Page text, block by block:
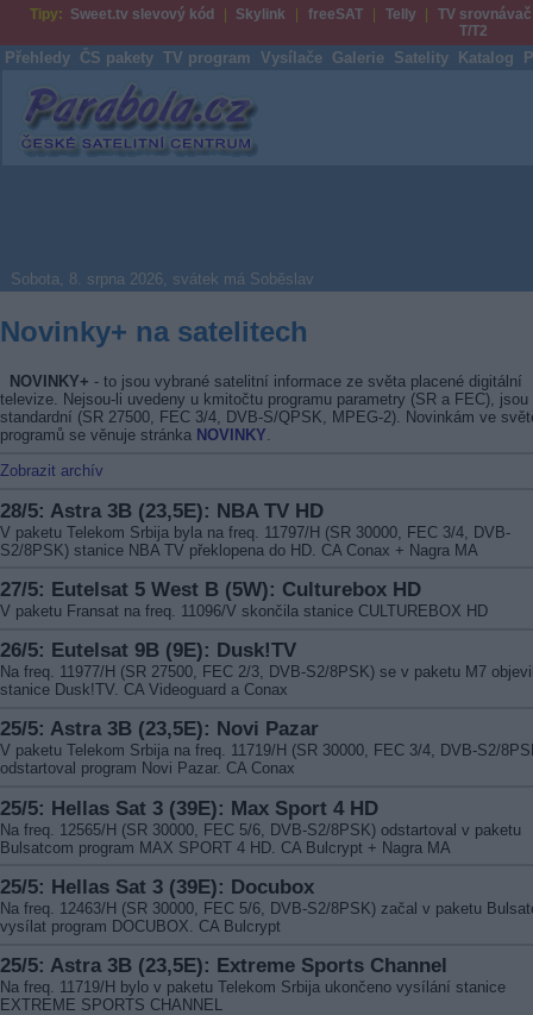
Tipy: Sweet.tv slevový kód Skylink freeSAT Telly
TV srovnávač
T/T2
Přehledy ČS pakety TV program Vysílače Galerie Satelity Katalog
Parabola.cz
Sobota, 8. srpna 2026, svátek má Soběslav
Novinky+ na satelitech
NOVINKY+ - to jsou vybrané satelitní informace ze světa placené digitální
televize. Nejsou-li uvedeny u kmitočtu programu parametry (SR a FEC), jsou
standardní (SR 27500, FEC 3/4, DVB-S/QPSK, MPEG-2). Novinkám ve
programů se věnuje stránka NOVINKY
Zobrazit archív
28/5: Astra 3B (23,5E): NBA TV HD
V paketu Telekom Srbija byla na freq. 11797/H (SR 30000, FEC 3/4, DVB-
S2/8PSK) stanice NBA TV překlopena do HD. CA Conax + Nagra MA
27/5: Eutelsat 5 West B (5W): Culturebox HD
V paketu Fransat na freq. 11096/V skončila stanice CULTUREBOX HD
26/5: Eutelsat 9B (9E): Dusk!TV
Na freq. 11977/H (SR 27500, FEC 2/3, DVB-S2/8PSK) se v paketu M7
stanice Dusk!TV. CA Videoguard a Conax
25/5: Astra 3B (23,5E): Novi Pazar
V paketu Telekom Srbija na freq. 11719/H (SR 30000, FEC 3/4, DVB-S2/
odstartoval program Novi Pazar. CA Conax
25/5: Hellas Sat 3 (39E): Max Sport 4 HD
Na freq. 12565/H (SR 30000, FEC 5/6, DVB-S2/8PSK) odstartoval v paketu
Bulsatcom program MAX SPORT 4 HD. CA Bulcrypt + Nagra MA
25/5: Hellas Sat 3 (39E): Docubox
Na freq. 12463/H (SR 30000, FEC 5/6, DVB-S2/8PSK) začal v paketu
vysílat program DOCUBOX. CA Bulcrypt
25/5: Astra 3B (23,5E): Extreme Sports Channel
Na freq. 11719/H bylo v paketu Telekom Srbija ukončeno vysílání stanice
EXTREME SPORTS CHANNEL